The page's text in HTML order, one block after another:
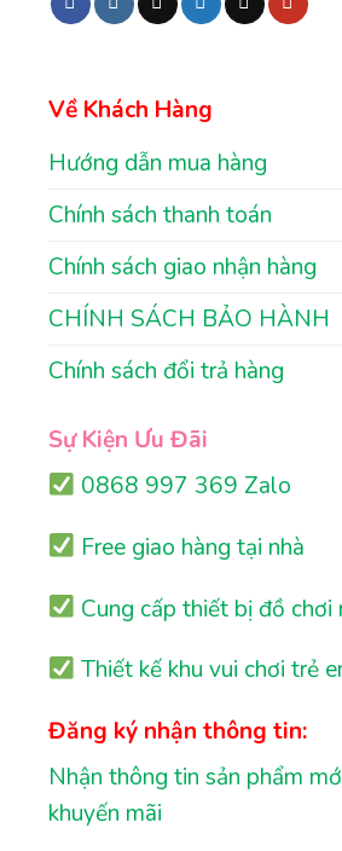
Về Khách Hàng
Hướng dẫn mua hàng
Chính sách thanh toán
Chính sách giao nhận hàng
CHÍNH SÁCH BẢO HÀNH
Chính sách đổi trả hàng
Sự Kiện Ưu Đãi
0868 997 369 Zalo
Free giao hàng tại nhà
Cung cấp thiết bị đồ chơi
Thiết kế khu vui chơi trẻ
Đăng ký nhận thông tin:
Nhận thông tin sản phẩm
khuyến mãi